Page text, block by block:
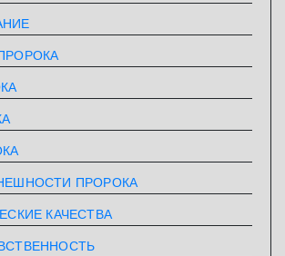
ПРОРОКА
КАЧЕСТВА